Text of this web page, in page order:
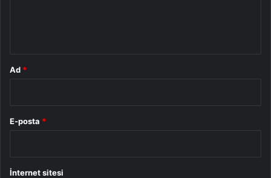
Ad *
E-posta *
İnternet sitesi